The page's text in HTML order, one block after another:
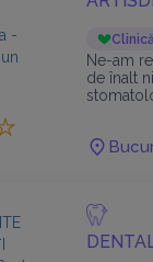
Ne-am
de înalt
diferite